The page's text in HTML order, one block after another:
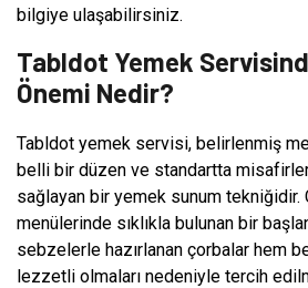
bilgiye ulaşabilirsiniz.
Tabldot Yemek
Önemi Nedir?
Tabldot yemek servisi, belirlenmiş
belli bir düzen ve standartta
sağlayan bir yemek sunum tekniğidir.
menülerinde sıklıkla bulunan bir
sebzelerle hazırlanan çorbalar hem
lezzetli olmaları nedeniyle tercih